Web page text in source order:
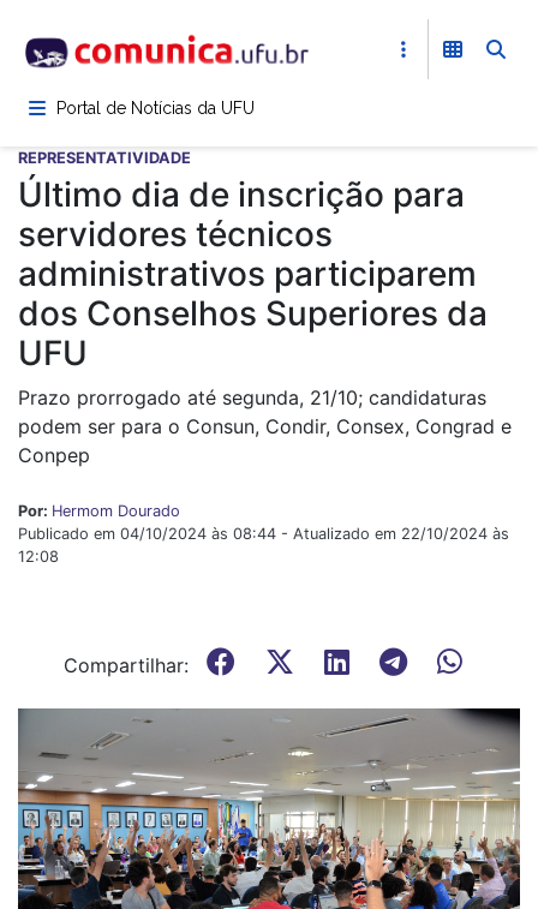
para
conteúdoPortal de Notícias da UFU
REPRESENTATIVIDADE
Último dia de inscrição para
servidores técnicos
administrativos participarem
dos Conselhos Superiores da
UFU
Prazo prorrogado até segunda, 21/10; candidaturas
podem ser para o Consun, Condir, Consex, Congrad e
Conpep
Por: Hermom Dourado
Publicado em 04/10/2024 às 08:44 - Atualizado em 22/10/2024 às
12:08
Compartilhar: